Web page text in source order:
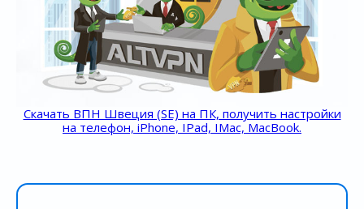
Скачать ВПН Швеция (SE) на ПК, получить настройки
на телефон, iPhone, IPad, IMac, MacBook.